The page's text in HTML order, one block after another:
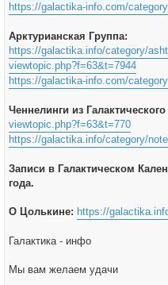
https://galactika-info.com/
Арктурианская Группа:
https://galactika.info/category/
viewtopic.php?f=63&t=7944
https://galactika-info.com/
Ченнелинги из
viewtopic.php?f=63&t=770
https://galactika.info/category/
Записи в Галактическом
года.
О Цолькине: https://
Галактика - инфо
Мы вам желаем удачи